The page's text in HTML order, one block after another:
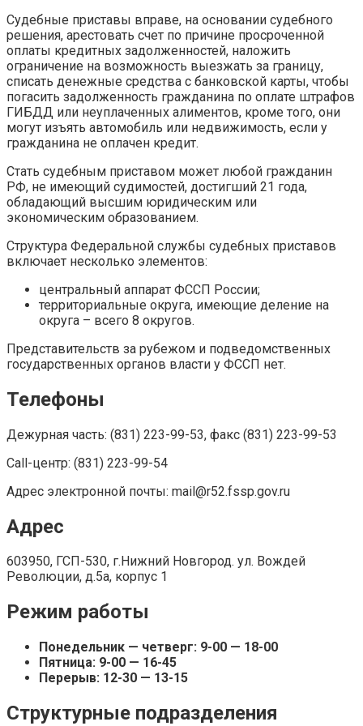
Судебные приставы вправе, на основании судебного
решения, арестовать счет по причине просроченной
оплаты кредитных задолженностей, наложить
ограничение на возможность выезжать за границу,
списать денежные средства с банковской карты, чтобы
погасить задолженность гражданина по оплате штрафов
ГИБДД или неуплаченных алиментов, кроме того, они
могут изъять автомобиль или недвижимость, если у
гражданина не оплачен кредит.
Стать судебным приставом может любой гражданин
РФ, не имеющий судимостей, достигший 21 года,
обладающий высшим юридическим или
экономическим образованием.
Структура Федеральной службы судебных приставов
включает несколько элементов:
центральный аппарат ФССП России;
территориальные округа, имеющие деление на
округа – всего 8 округов.
Представительств за рубежом и подведомственных
государственных органов власти у ФССП нет.
Телефоны
Дежурная часть: (831) 223-99-53, факс (831) 223-99-53
Call-центр: (831) 223-99-54
Адрес электронной почты: mail@r52.fssp.gov.ru
Адрес
603950, ГСП-530, г.Нижний Новгород. ул. Вождей
Революции, д.5а, корпус 1
Режим работы
Понедельник — четверг: 9-00 — 18-00
Пятница: 9-00 — 16-45
Перерыв: 12-30 — 13-15
Структурные подразделения